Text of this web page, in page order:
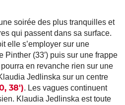
soirée des plus tranquilles et
qui passent dans sa surface.
elle s’employer sur une
Pinther (33′) puis sur une frappe
en revanche rien sur une
Jedlinska sur un centre
38′). Les vagues continuent
Klaudia Jedlinska est toute